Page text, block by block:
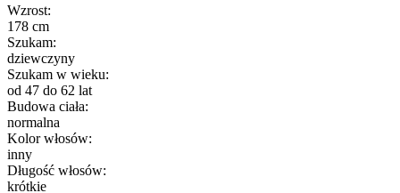
Wzrost:
178 cm
Szukam:
dziewczyny
Szukam w wieku:
od 47 do 62 lat
Budowa ciała:
normalna
Kolor włosów:
inny
Długość włosów:
krótkie